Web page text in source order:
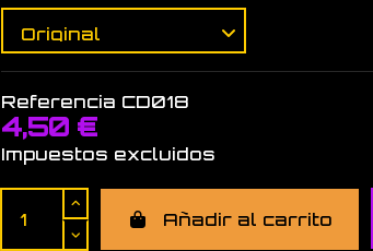
Referencia CD018
4,50 €
Impuestos excluidos
Añadir al carrito